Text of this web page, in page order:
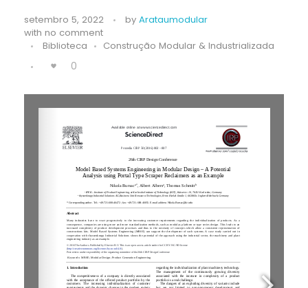
setembro 5, 2022 by Arataumodular
with no comment
Biblioteca
Construção Modular & Industrializada
0